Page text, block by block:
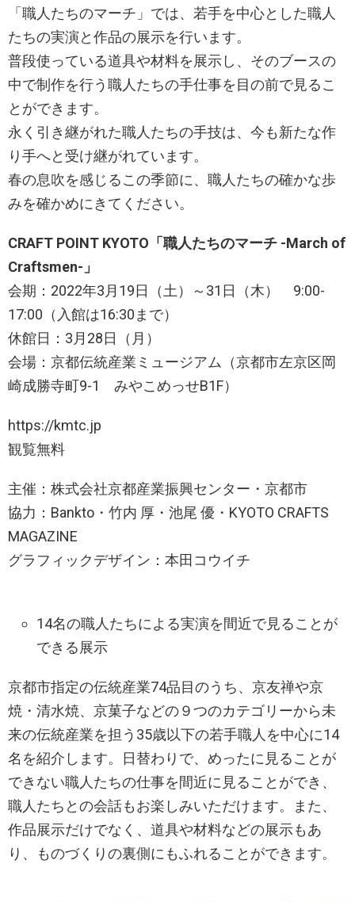
「職人たちのマーチ」では、若手を中心とした職人
たちの実演と作品の展示を行います。
普段使っている道具や材料を展示し、そのブースの
中で制作を行う職人たちの手仕事を目の前で見るこ
とができます。
永く引き継がれた職人たちの手技は、今も新たな作
り手へと受け継がれています。
春の息吹を感じるこの季節に、職人たちの確かな歩
みを確かめにきてください。
CRAFT POINT KYOTO「職人たちのマーチ -March of
Craftsmen-」
会期：2022年3月19日（土）～31日（木） 9:00-
17:00（入館は16:30まで）
休館日：3月28日（月）
会場：京都伝統産業ミュージアム（京都市左京区岡
崎成勝寺町9-1 みやこめっせB1F）
https://kmtc.jp
観覧無料
主催：株式会社京都産業振興センター・京都市
協力：Bankto・竹内 厚・池尾 優・KYOTO CRAFTS
MAGAZINE
グラフィックデザイン：本田コウイチ
14名の職人たちによる実演を間近で見ることが
できる展示
京都市指定の伝統産業74品目のうち、京友禅や京
焼・清水焼、京菓子などの９つのカテゴリーから未
来の伝統産業を担う35歳以下の若手職人を中心に14
名を紹介します。日替わりで、めったに見ることが
できない職人たちの仕事を間近に見ることができ、
職人たちとの会話もお楽しみいただけます。また、
作品展示だけでなく、道具や材料などの展示もあ
り、ものづくりの裏側にもふれることができます。